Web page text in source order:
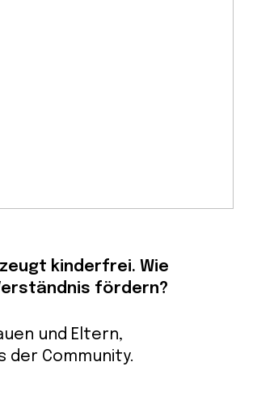
kinderfrei. Wie
fördern?
und Eltern,
der Community.